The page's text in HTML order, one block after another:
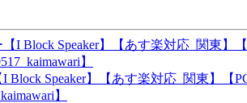
Speaker】【あす楽対応_関東】【
】